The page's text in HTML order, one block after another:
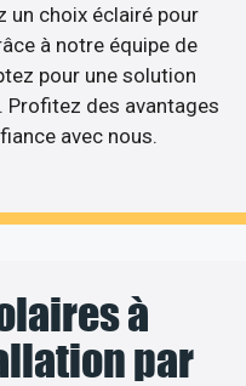
un choix éclairé pour
à notre équipe de
pour une solution
Profitez des avantages
avec nous.
à
par